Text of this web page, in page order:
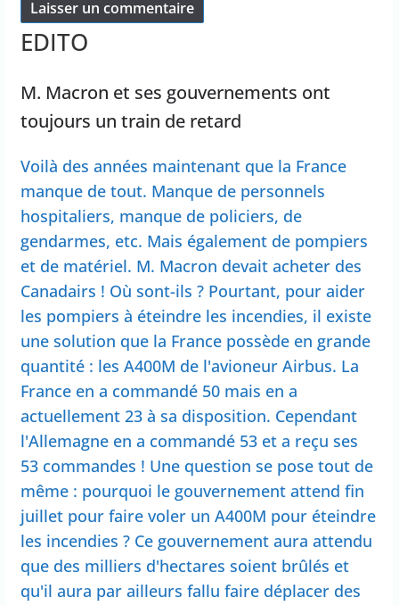
EDITO
M. Macron et ses gouvernements ont
toujours un train de retard
Voilà des années maintenant que la France
manque de tout. Manque de personnels
hospitaliers, manque de policiers, de
gendarmes, etc. Mais également de pompiers
et de matériel. M. Macron devait acheter des
Canadairs ! Où sont-ils ? Pourtant, pour aider
les pompiers à éteindre les incendies, il existe
une solution que la France possède en grande
quantité : les A400M de l'avioneur Airbus. La
France en a commandé 50 mais en a
actuellement 23 à sa disposition. Cependant
l'Allemagne en a commandé 53 et a reçu ses
53 commandes ! Une question se pose tout de
même : pourquoi le gouvernement attend fin
juillet pour faire voler un A400M pour éteindre
les incendies ? Ce gouvernement aura attendu
que des milliers d'hectares soient brûlés et
qu'il aura par ailleurs fallu faire déplacer des